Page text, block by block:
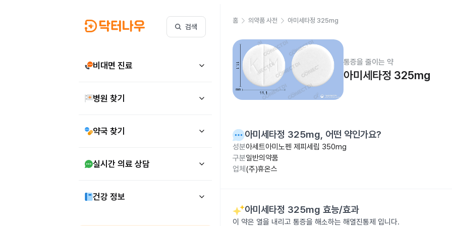
검색
비대면 진료
병원 찾기
약국 찾기
실시간 의료 상담
건강 정보
홈 의약품 사전 아미세타정 325mg
통증을 줄이는 약
아미세타정 325mg
아미세타정 325mg, 어떤 약인가요?
성분아세트아미노펜 제피세립 350mg
구분일반의약품
업체 (주)휴온스
아미세타정 325mg 효능/효과
이 약은 열을 내리고 통증을 해소하는 해열진통제 입니다.